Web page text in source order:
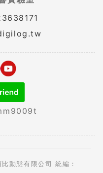
態有限公司 統編：